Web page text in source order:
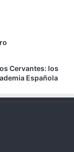
Cervantes: los
Española